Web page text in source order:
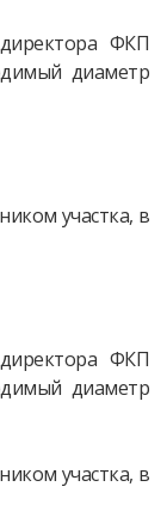
ФКП
диаметр
участка, в
ФКП
диаметр
участка, в